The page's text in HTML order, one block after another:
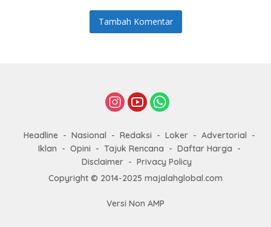
Tambah Komentar
Headline Nasional Redaksi Loker
Advertorial
Iklan
Opini Tajuk Rencana
Daftar Harga
Disclaimer
Privacy Policy
Copyright © 2014-2025 majalahglobal.com
Versi Non AMP